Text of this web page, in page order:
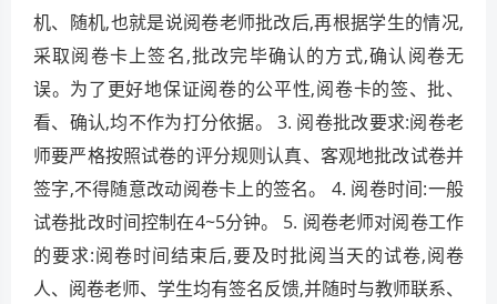
机、随机,也就是说阅卷老师批改后,再根据学生的情况,
采取阅卷卡上签名,批改完毕确认的方式,确认阅卷无
误。为了更好地保证阅卷的公平性,阅卷卡的签、批、
看、确认,均不作为打分依据。 3. 阅卷批改要求:阅卷老
师要严格按照试卷的评分规则认真、客观地批改试卷并
签字,不得随意改动阅卷卡上的签名。 4. 阅卷时间:一般
试卷批改时间控制在4~5分钟。 5. 阅卷老师对阅卷工作
的要求:阅卷时间结束后,要及时批阅当天的试卷,阅卷
人、阅卷老师、学生均有签名反馈,并随时与教师联系、